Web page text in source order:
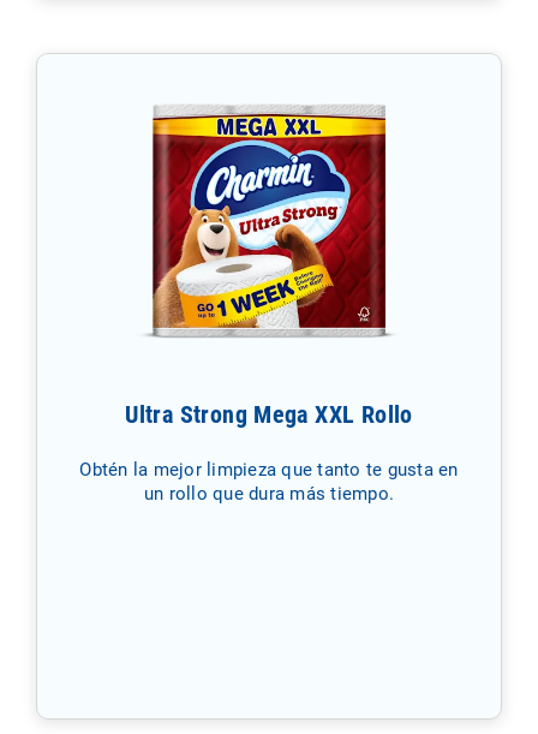
Ultra Strong Mega XXL Rollo
Obtén la mejor limpieza que tanto te gusta en
un rollo que dura más tiempo.